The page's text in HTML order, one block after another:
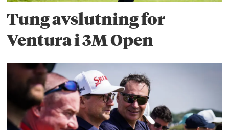
Tung avslutning for
Ventura i 3M Open